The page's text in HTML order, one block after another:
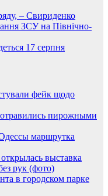
– Свириденко
ЗСУ на Північно-
17 серпня
фейк щодо
пирожными
маршрутка
выставка
рук (фото)
в городском парке